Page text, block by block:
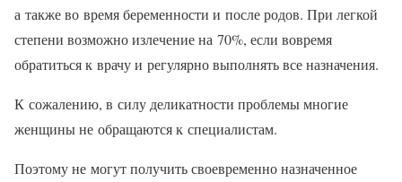
а также во время беременности и после родов. При легкой
степени возможно излечение на 70%, если вовремя
обратиться к врачу и регулярно выполнять все назначения.
К сожалению, в силу деликатности проблемы многие
женщины не обращаются к специалистам.
Поэтому не могут получить своевременно назначенное